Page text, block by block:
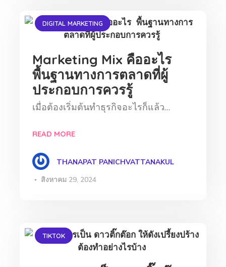
DIGITAL MARKETING
Marketing Mix คืออะไร
พื้นฐานทางการตลาดที่ผู้
ประกอบการควรรู้
เมื่อต้องเริ่มต้นทำธุรกิจอะไรก็แล้ว…
READ MORE
THANAPAT PANICHVATTANAKUL
สิงหาคม 29, 2024
TIKTOK